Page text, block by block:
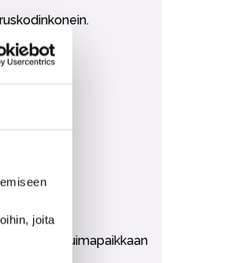
joita
uimapaikkaan